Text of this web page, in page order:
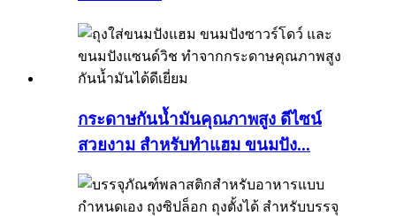
กระดาษกันน้ำมันคุณภาพสูง ดีไซน์
สวยงาม สำหรับทำแฮม ขนมปัง...